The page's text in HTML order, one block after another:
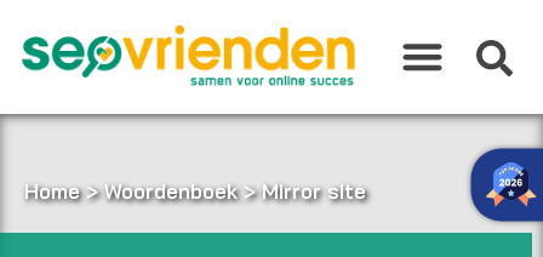
naar
inhoud
Home>Woordenboek>Mirror site